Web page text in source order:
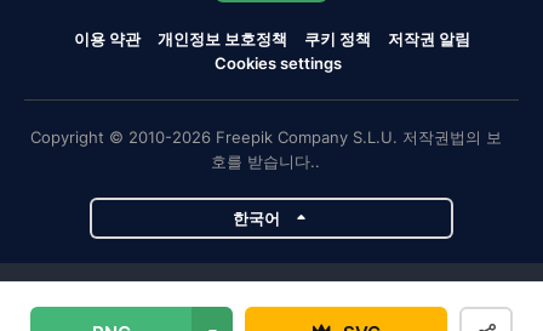
이용 약관 개인정보 보호정책 쿠키 정책
저작권 알림
Cookies settings
Copyright © 2010-2026 Freepik Company S.L.U. 저작권법의 보
호를 받습니다..
한국어